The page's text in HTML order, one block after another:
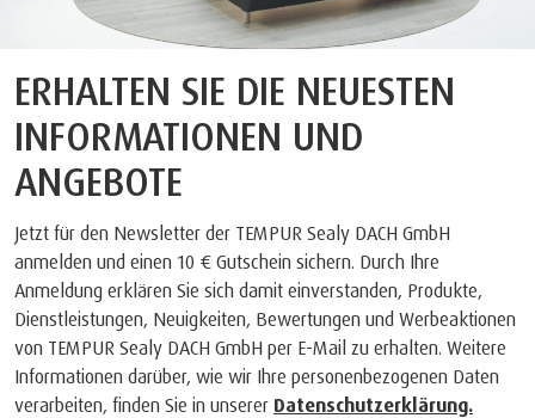
ERHALTEN SIE DIE NEUESTEN
INFORMATIONEN UND
ANGEBOTE
Jetzt für den Newsletter der TEMPUR Sealy DACH GmbH
anmelden und einen 10 € Gutschein sichern. Durch Ihre
Anmeldung erklären Sie sich damit einverstanden, Produkte,
Dienstleistungen, Neuigkeiten, Bewertungen und Werbeaktionen
von TEMPUR Sealy DACH GmbH per E-Mail zu erhalten. Weitere
Informationen darüber, wie wir Ihre personenbezogenen Daten
verarbeiten, finden Sie in unserer Datenschutzerklärung.